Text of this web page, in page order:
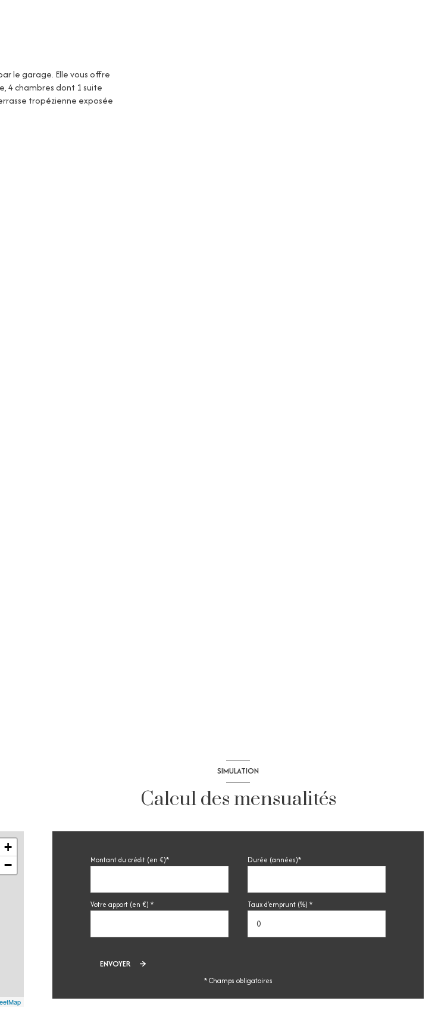
le garage. Elle vous offre
4 chambres dont 1 suite
tropézienne exposée
+
−
SIMULATION
Calcul des mensualités
Montant du crédit (en €)* Durée (années)*
Votre apport (en €) * Taux d'emprunt (%) *
ENVOYER
* Champs obligatoires